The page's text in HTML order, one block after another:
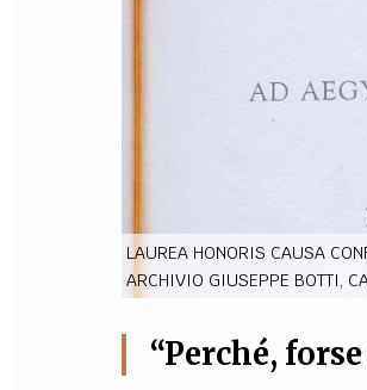
LAUREA HONORIS CAUSA
ARCHIVIO GIUSEPPE BOTTI,
“Perché,